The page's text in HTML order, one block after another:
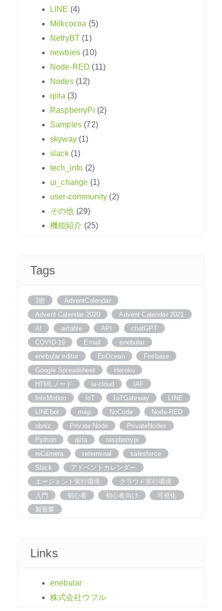
LINE (4)
Milkcocoa (5)
NefryBT (1)
newbies (10)
Node-RED (11)
Nodes(12)
qiita (3)
RaspberryPi (2)
Samples (72)
skyway(1)
slack(1)
tech_info (2)
ui_change (1)
user-community (2)
その他 (29)
機能紹介 (25)
Tags
3密
AdventCalendar
Advent Calendar 2020
Advent Calendar 2021
AI
airtable API
chatGPT
COVID-19
Email
enebular
enebular editor
EnOcean
Firebase
Google Spreadsheet
Heroku
HTMLノード
ia-cloud
IAF
InfoMotion
IoT IoTGateway
LINE
LINEbot
map NoCode
Node-RED
obniz
Private Node
PrivateNodes
Python
qiita
raspberrypi
reCamera
reterminal
salesforce
Slack
アドベントカレンダー
エージェント実行環境
クラウド実行環境
入門
初心者 初心者向け
可視化
製造業
Links
enebular
株式会社ウフル